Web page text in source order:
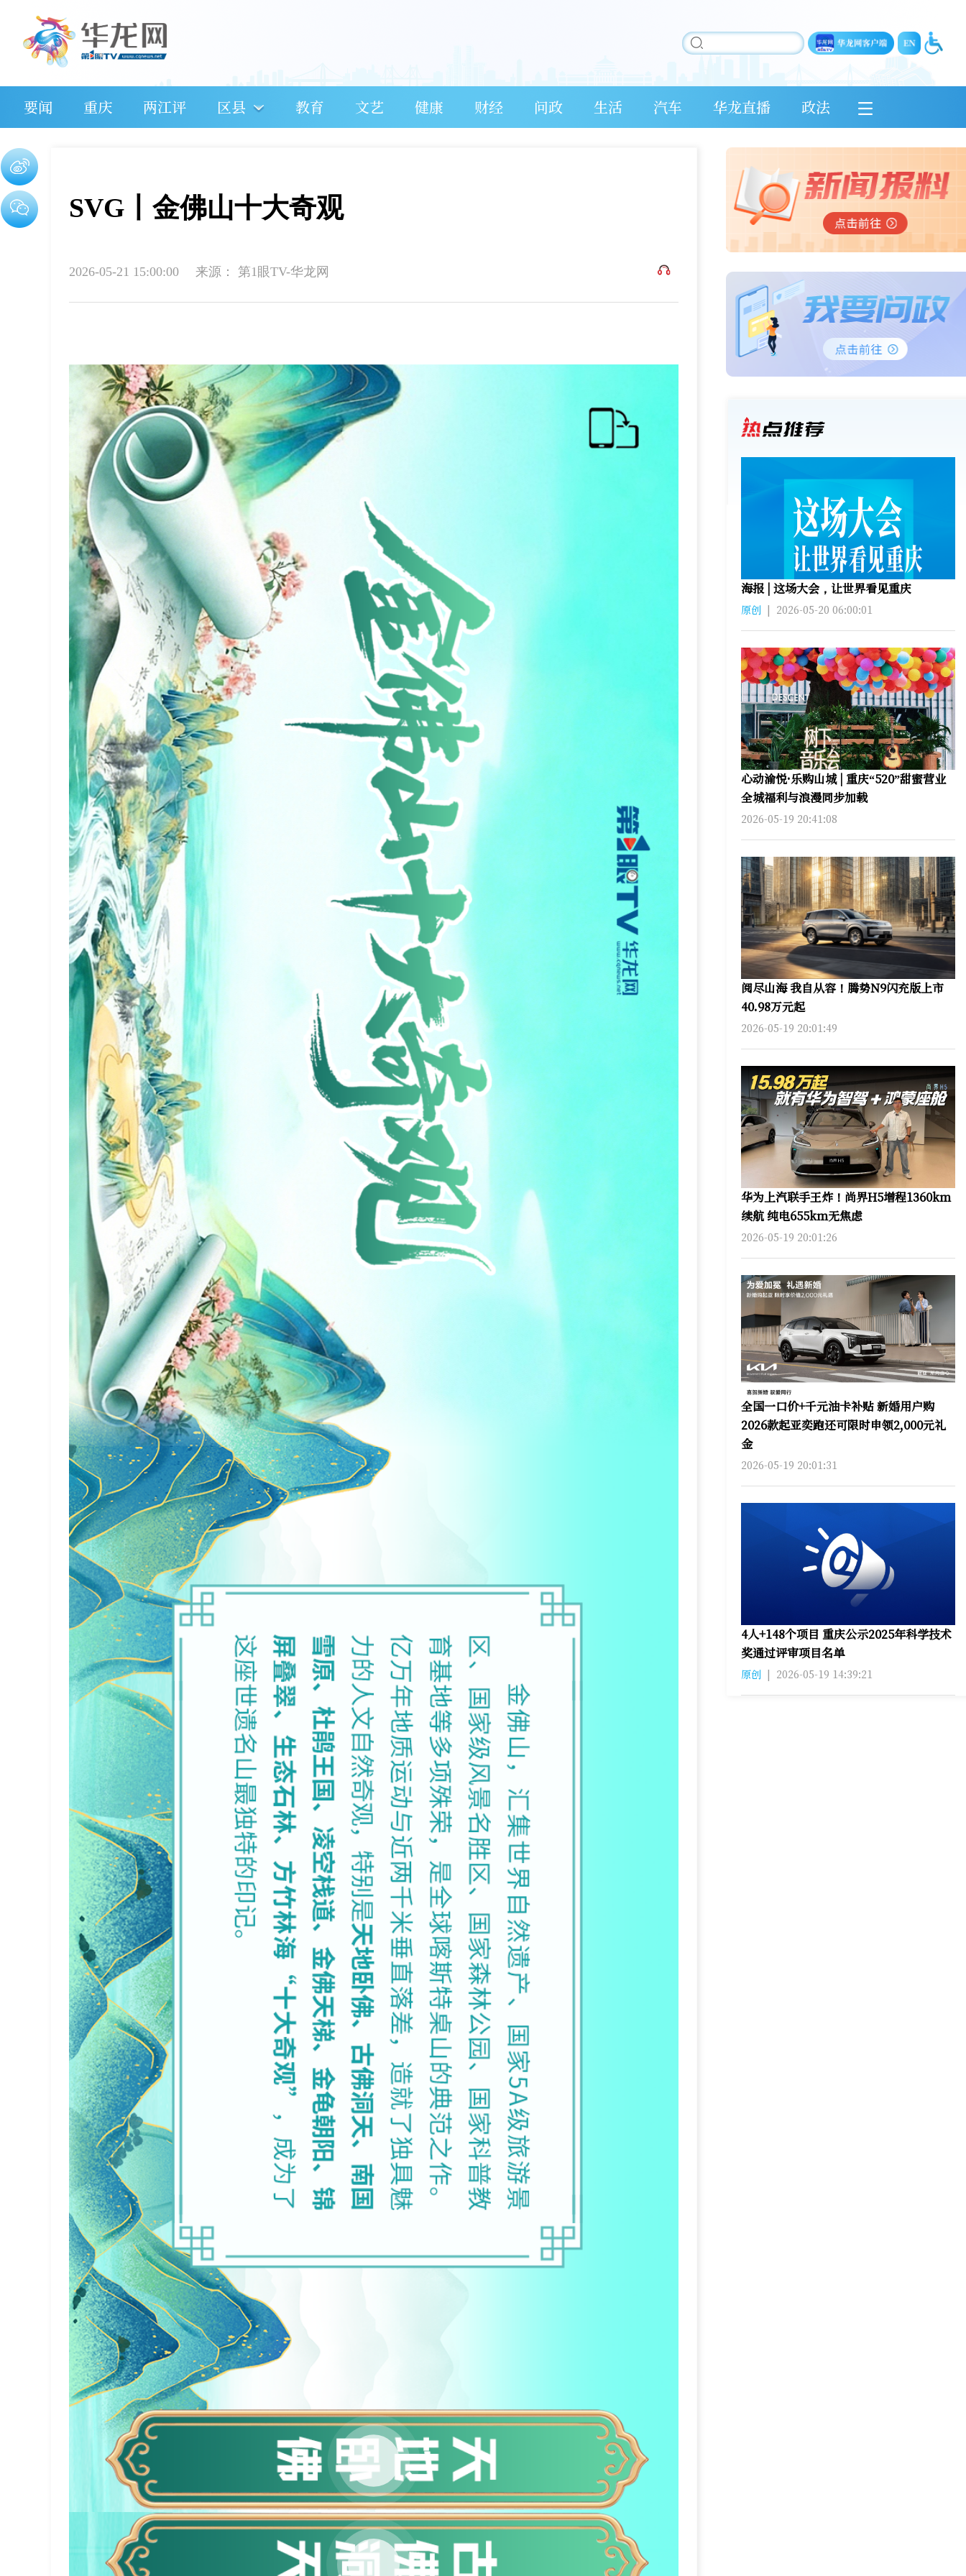
要闻 重庆 两江评 区县 教育 文艺 健康 财经 问政 生活 汽车 华龙直播 政法
SVG丨金佛山十大奇观
2026-05-21 15:00:00 来源： 第1眼TV-华龙网
海报 | 这场大会，让世界看见重庆
原创 | 2026-05-20 06:00:01
心动渝悦·乐购山城 | 重庆“520”甜蜜营业
全城福利与浪漫同步加载
2026-05-19 20:41:08
阅尽山海 我自从容！腾势N9闪充版上市
40.98万元起
2026-05-19 20:01:49
华为上汽联手王炸！尚界H5增程1360km
续航 纯电655km无焦虑
2026-05-19 20:01:26
全国一口价+千元油卡补贴 新婚用户购
2026款起亚奕跑还可限时申领2,000元礼
金
2026-05-19 20:01:31
4人+148个项目 重庆公示2025年科学技术
奖通过评审项目名单
原创 | 2026-05-19 14:39:21